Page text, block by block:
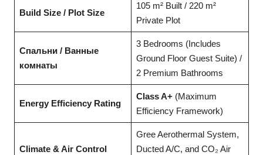
Build Size / Plot Size
105 m² Built / 220 m²
Private Plot
Спальни / Ванные
комнаты
3 Bedrooms (Includes
Ground Floor Guest Suite) /
2 Premium Bathrooms
Energy Efficiency Rating
Class A+(Maximum
Efficiency Framework)
Climate & Air Control
Gree Aerothermal System,
Ducted A/C, and CO₂ Air